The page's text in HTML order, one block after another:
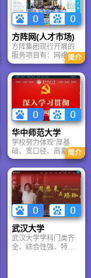
方阵网(人才市场)
方阵集团现行开展的
服务项目有：网络招
聘、现场招聘、委托
招聘、网上求职、委
托求职与兼职实习
（线上或线下供求对
接）、猎头、行政授
权劳动保障代理、人
力资源信息发布、就
业(技能)培训、劳务派
遣、人力资源外包、
人力资源管理咨询与
开发……等等。方阵
集团以保障人才供
给、满足人才需求为
宗旨，在全国范围内
积极开展跨区域人才
业务合作，并先后与
全国各地2万多家用人
单位建立了业务联
系，其岗位需求平均
每年都在10万个以
上。
简介
华中师范大学
学校努力体现“厚基
础、宽口径、高素
质、创新型”的现代人
才培养思想，通识教
育与专业教育相结合,
学生全面发展和个性
发展有机结合。学校
现有国家文理科基础
学科人才培养和科学
研究基地2个（历史
学、物理学），国家
级特色专业12个，湖
北省品牌专业17个
简介
武汉大学
武汉大学学科门类齐
全、综合性强、特色